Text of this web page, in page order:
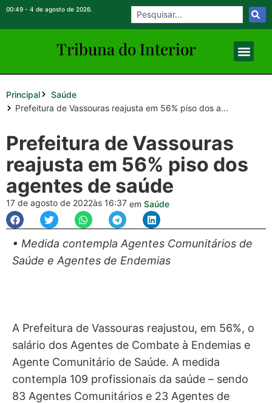
00:49 - 4 de agosto de 2026.
Tribuna do Interior
Principal
Saúde
Prefeitura de Vassouras reajusta em 56% piso dos a...
Prefeitura de Vassouras
reajusta em 56% piso dos
agentes de saúde
17 de agosto de 2022às 16:37 em Saúde
• Medida contempla Agentes Comunitários de
Saúde e Agentes de Endemias
A Prefeitura de Vassouras reajustou, em 56%, o
salário dos Agentes de Combate à Endemias e
Agente Comunitário de Saúde. A medida
contempla 109 profissionais da saúde – sendo
83 Agentes Comunitários e 23 Agentes de